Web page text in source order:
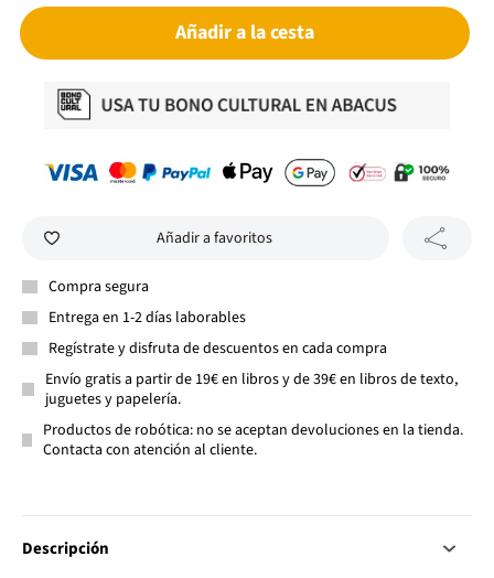
Añadir a la cesta
Añadir a favoritos
Compra segura
Entrega en 1-2 días laborables
Regístrate y disfruta de descuentos en cada compra
Envío gratis a partir de 19€ en libros y de 39€ en libros de texto,
juguetes y papelería.
Productos de robótica: no se aceptan devoluciones en la tienda.
Contacta con atención al cliente.
Descripción